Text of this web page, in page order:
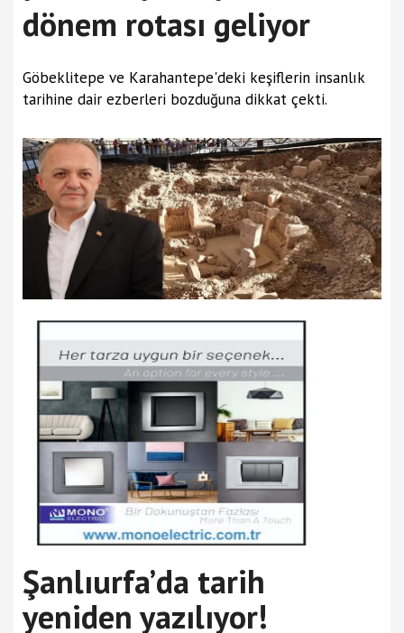
dönem rotası geliyor
Göbeklitepe ve Karahantepe'deki keşiflerin insanlık
tarihine dair ezberleri bozduğuna dikkat çekti.
Şanlıurfa’da tarih
yeniden yazılıyor!